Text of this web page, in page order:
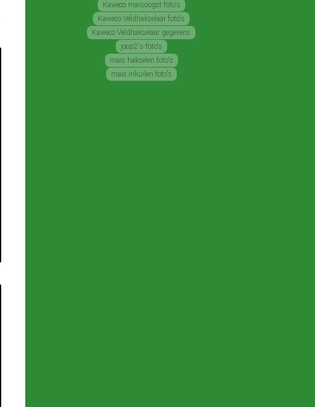
Kaweco maïsoogst foto's
Kaweco Veldhakselaar foto's
Kaweco Veldhakselaar gegevens
joop2's foto's
mais hakselen foto's
mais inkuilen foto's